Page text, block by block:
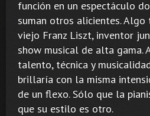
función en un espectáculo
suman otros alicientes.
viejo Franz Liszt, inventor
show musical de alta gama.
talento, técnica y
brillaría con la misma
de un flexo. Sólo que la
que su estilo es otro.